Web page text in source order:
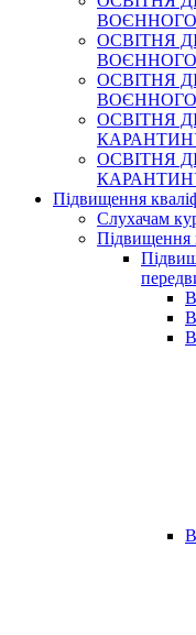
ВОЄННОГО
ОСВІТНЯ
ВОЄННОГО
ОСВІТНЯ
ВОЄННОГО
ОСВІТНЯ
КАРАНТИНУ
ОСВІТНЯ
КАРАНТИНУ
Підвищення
Слухачам
Підвищення